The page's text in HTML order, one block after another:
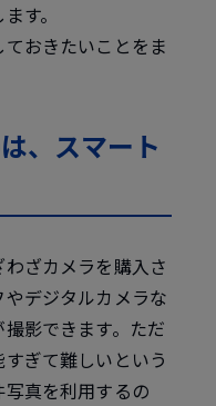
す。
おきたいことをま
、スマート
ざカメラを購入さ
デジタルカメラな
影できます。ただ
ぎて難しいという
真を利用するの